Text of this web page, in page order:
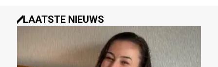
LAATSTE NIEUWS